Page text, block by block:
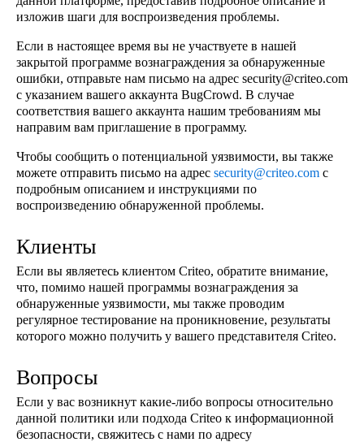
изложив шаги для воспроизведения проблемы.
Если в настоящее время вы не участвуете в нашей
закрытой программе вознаграждения за обнаруженные
ошибки, отправьте нам письмо на адрес security@criteo.com
с указанием вашего аккаунта BugCrowd. В случае
соответствия вашего аккаунта нашим требованиям мы
направим вам приглашение в программу.
Чтобы сообщить о потенциальной уязвимости, вы также
можете отправить письмо на адрес security@criteo.com с
подробным описанием и инструкциями по
воспроизведению обнаруженной проблемы.
Клиенты
Если вы являетесь клиентом Criteo, обратите внимание,
что, помимо нашей программы вознаграждения за
обнаруженные уязвимости, мы также проводим
регулярное тестирование на проникновение, результаты
которого можно получить у вашего представителя Criteo.
Вопросы
Если у вас возникнут какие-либо вопросы относительно
данной политики или подхода Criteo к информационной
безопасности, свяжитесь с нами по адресу